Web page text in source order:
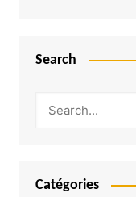
Search
Catégories